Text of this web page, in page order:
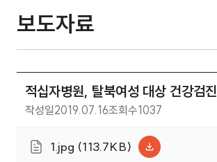
보도자료
적십자병원, 탈북여성 대상 건강검진
작성일2019.07.16조회수1037
1.jpg (113.7KB)